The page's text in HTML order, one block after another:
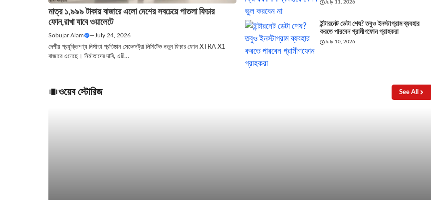
মাত্র ১,৯৯৯ টাকায় বাজারে এলো দেশের সবচেয়ে পাতলা ফিচার
ফোন,রাখা যাবে ওয়ালেটে
Sobujar Alam — July 24, 2026
দেশীয় প্রযুক্তিপণ্য নির্মাতা প্রতিষ্ঠান সেলেক্সট্রা লিমিটেড নতুন ফিচার ফোন XTRA X1
বাজারে এনেছে। নির্মাতাদের দাবি, এটি…
July 11, 2026
ইন্টারনেট ডেটা শেষ? তবুও ইনস্টাগ্রাম ব্যবহার
করতে পারবেন গ্রামীণফোন গ্রাহকরা
July 10, 2026
ওয়েব স্টোরিজ See All